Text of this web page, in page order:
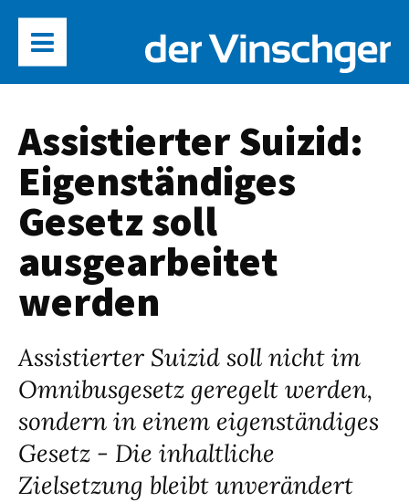
Assistierter Suizid:
Eigenständiges
Gesetz soll
ausgearbeitet
werden
Assistierter Suizid soll nicht im
Omnibusgesetz geregelt werden,
sondern in einem eigenständiges
Gesetz - Die inhaltliche
Zielsetzung bleibt unverändert